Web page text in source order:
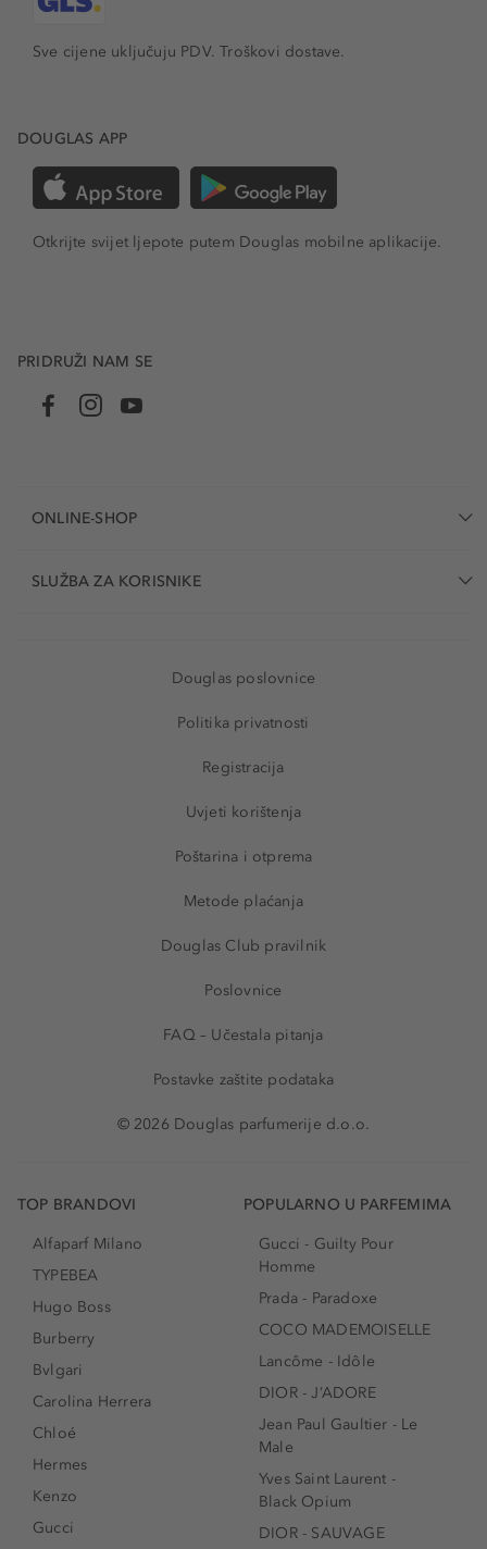
Sve cijene uključuju PDV.Troškovi dostave.
DOUGLAS APP
Otkrijte svijet ljepote putem Douglas mobilne aplikacije.
PRIDRUŽI NAM SE
ONLINE-SHOP
SLUŽBA ZA KORISNIKE
Douglas poslovnice
Politika privatnosti
Registracija
Uvjeti korištenja
Poštarina i otprema
Metode plaćanja
Douglas Club pravilnik
Poslovnice
FAQ – Učestala pitanja
Postavke zaštite podataka
© 2026 Douglas parfumerije d.o.o.
TOP BRANDOVI
Alfaparf Milano
TYPEBEA
Hugo Boss
Burberry
Bvlgari
Carolina Herrera
Chloé
Hermes
Kenzo
Gucci
POPULARNO U PARFEMIMA
Gucci - Guilty Pour
Homme
Prada - Paradoxe
COCO MADEMOISELLE
Lancôme - Idôle
DIOR - J’ADORE
Jean Paul Gaultier - Le
Male
Yves Saint Laurent -
Black Opium
DIOR - SAUVAGE